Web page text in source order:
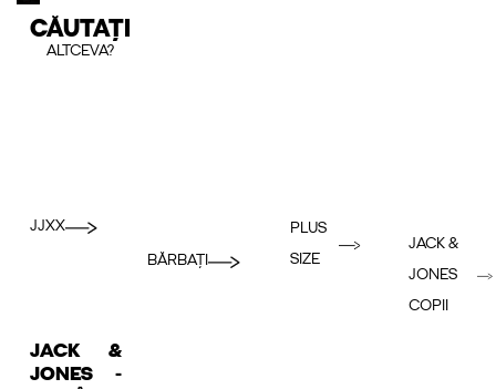
CĂUTAȚI
ALTCEVA?
JJXX
BĂRBAȚI
PLUS
SIZE
JACK &
JONES
COPII
JACK &
JONES -